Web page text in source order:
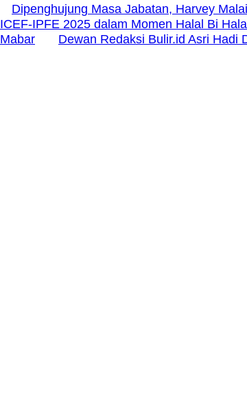
Dipenghujung Masa Jabatan, Harvey
ICEF-IPFE 2025 dalam Momen Halal Bi
Mabar
Dewan Redaksi Bulir.id Asri Hadi